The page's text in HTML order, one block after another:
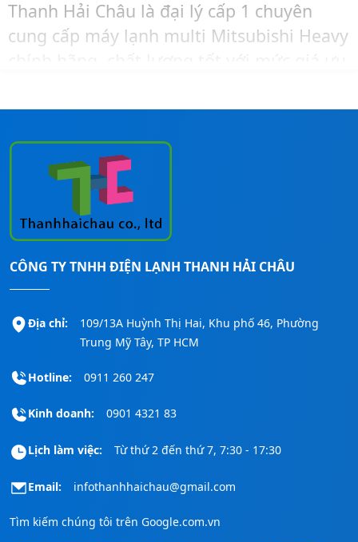
Thanh Hải Châu là đại lý cấp 1 chuyên
cung cấp máy lạnh multi Mitsubishi Heavy
đặt máy lạnh Mitsubishi Heavy trọn gói,
bạn hãy liên hệ ngay đến số
0911260247để được hỗ trợ nhanh nhất!
CÔNG TY TNHH ĐIỆN LẠNH THANH HẢI CHÂU
Địa chỉ:
109/13A Huỳnh Thị Hai, Khu phố 46, Phường
Trung Mỹ Tây, TP HCM
Hotline: 0911 260 247
Kinh doanh: 0901 4321 83
Lịch làm việc: Từ thứ 2 đến thứ 7, 7:30 - 17:30
Email: infothanhhaichau@gmail.com
Tìm kiếm chúng tôi trên Google.com.vn